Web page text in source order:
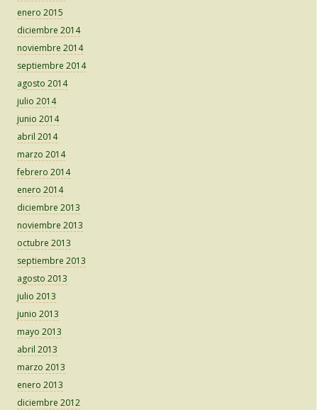
enero 2015
diciembre 2014
noviembre 2014
septiembre 2014
agosto 2014
julio 2014
junio 2014
abril 2014
marzo 2014
febrero 2014
enero 2014
diciembre 2013
noviembre 2013
octubre 2013
septiembre 2013
agosto 2013
julio 2013
junio 2013
mayo 2013
abril 2013
marzo 2013
enero 2013
diciembre 2012